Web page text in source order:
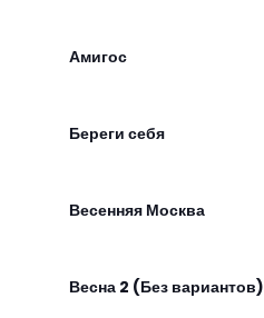
Амигос
Береги себя
Весенняя Москва
Весна 2 (Без вариантов)